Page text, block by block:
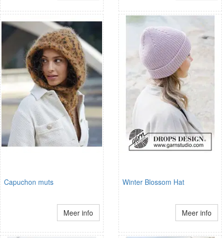
Capuchon muts
Meer info
Winter Blossom Hat
Meer info